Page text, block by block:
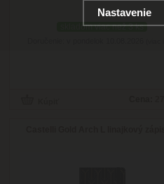
skladom viac než 3 ks
Nastavenie